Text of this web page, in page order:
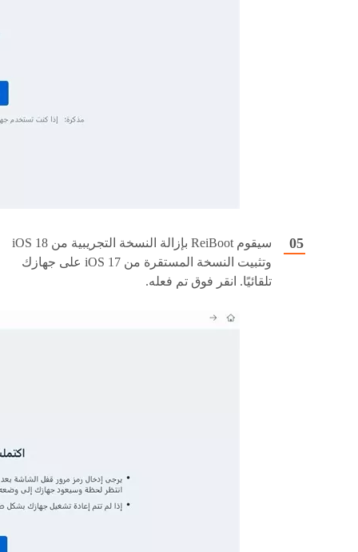
سيقوم ReiBoot بإزالة النسخة التجريبية من iOS 18
وتثبيت النسخة المستقرة من iOS 17 على جهازك
تلقائيًا. انقر فوق تم فعله.